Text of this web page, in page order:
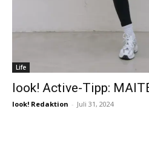
Life
look! Active-Tipp:
look! Redaktion - Juli 31, 2024